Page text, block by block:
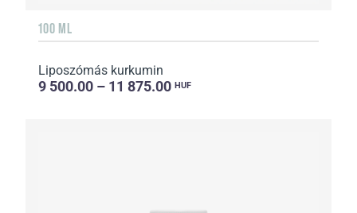
100 ML
Liposzómás kurkumin
9 500.00 – 11 875.00 HUF